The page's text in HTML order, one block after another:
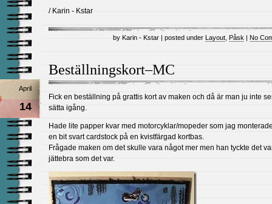
/ Karin - Kstar
by Karin - Kstar | posted under Layout Påsk | No
Beställningskort–MC
April
14
Fick en beställning på grattis kort av maken och då är man ju inte
sätta igång.
Hade lite papper kvar med motorcyklar/mopeder som jag
en bit svart cardstock på en kvistfärgad kortbas.
Frågade maken om det skulle vara något mer men han tyckte det
jättebra som det var.